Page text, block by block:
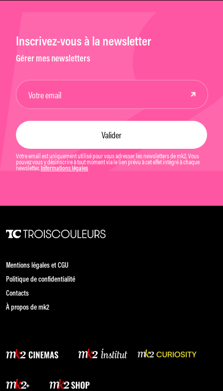
Inscrivez-vous à la newsletter
Gérer mes newsletters
Votre email est uniquement utilisé pour vous adresser les newsletters de mk2. Vous
pouvez vous y désinscrire à tout moment via le lien prévu à cet effet intégré à chaque
newsletter. Informations légales
Mentions légales et CGU
Politique de confidentialité
Contacts
À propos de mk2